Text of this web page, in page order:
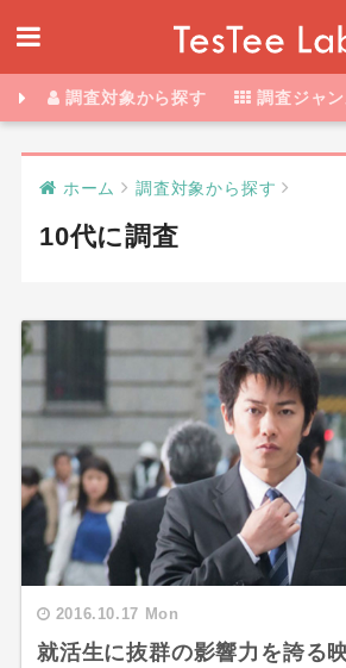
調査対象から探す 調査ジャ
ホーム 調査対象から探す
10代に調査
2016.10.17 Mon
就活生に抜群の影響力を誇る